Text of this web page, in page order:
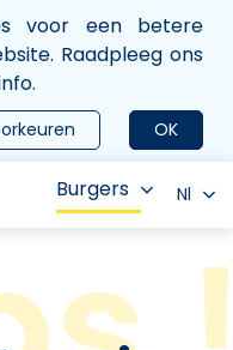
voor een betere
Raadpleeg ons
OK
Burgers Nl